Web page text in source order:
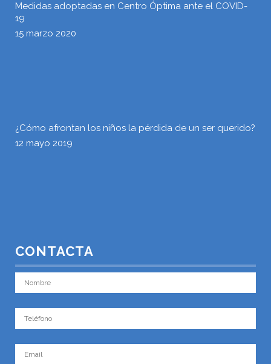
Medidas adoptadas en Centro Óptima ante el COVID-
19
15 marzo 2020
¿Cómo afrontan los niños la pérdida de un ser querido?
12 mayo 2019
CONTACTA